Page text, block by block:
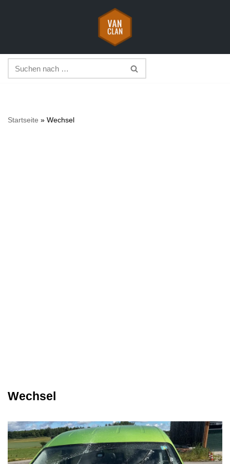
springen
Startseite » Wechsel
Wechsel